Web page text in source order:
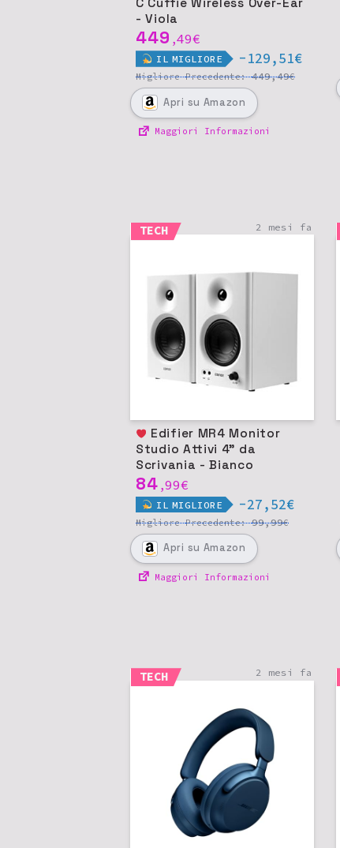
C Cuffie Wireless Over-Ear
- Viola
449 ,49€
IL MIGLIORE -129,51€
MigliorePrecedente:449,49€
Apri su Amazon
Maggiori Informazioni
TECH 2 mesi fa
Studio Attivi 4" da
Scrivania - Bianco
84 ,99€
IL MIGLIORE -27,52€
MigliorePrecedente:99,99€
Apri su Amazon
Maggiori Informazioni
TECH 2 mesi fa